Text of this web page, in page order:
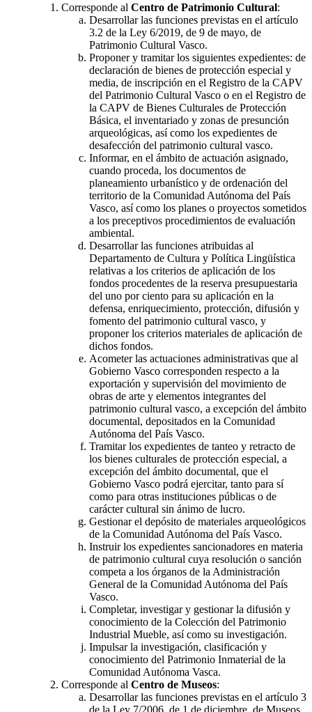
Corresponde al Centro de Patrimonio Cultural:
Desarrollar las funciones previstas en el artículo
3.2 de la Ley 6/2019, de 9 de mayo, de
Patrimonio Cultural Vasco.
Proponer y tramitar los siguientes expedientes: de
declaración de bienes de protección especial y
media, de inscripción en el Registro de la CAPV
del Patrimonio Cultural Vasco o en el Registro de
la CAPV de Bienes Culturales de Protección
Básica, el inventariado y zonas de presunción
arqueológicas, así como los expedientes de
desafección del patrimonio cultural vasco.
Informar, en el ámbito de actuación asignado,
cuando proceda, los documentos de
planeamiento urbanístico y de ordenación del
territorio de la Comunidad Autónoma del País
Vasco, así como los planes o proyectos sometidos
a los preceptivos procedimientos de evaluación
ambiental.
Desarrollar las funciones atribuidas al
Departamento de Cultura y Política Lingüística
relativas a los criterios de aplicación de los
fondos procedentes de la reserva presupuestaria
del uno por ciento para su aplicación en la
defensa, enriquecimiento, protección, difusión y
fomento del patrimonio cultural vasco, y
proponer los criterios materiales de aplicación de
dichos fondos.
Acometer las actuaciones administrativas que al
Gobierno Vasco corresponden respecto a la
exportación y supervisión del movimiento de
obras de arte y elementos integrantes del
patrimonio cultural vasco, a excepción del ámbito
documental, depositados en la Comunidad
Autónoma del País Vasco.
Tramitar los expedientes de tanteo y retracto de
los bienes culturales de protección especial, a
excepción del ámbito documental, que el
Gobierno Vasco podrá ejercitar, tanto para sí
como para otras instituciones públicas o de
carácter cultural sin ánimo de lucro.
Gestionar el depósito de materiales arqueológicos
de la Comunidad Autónoma del País Vasco.
Instruir los expedientes sancionadores en materia
de patrimonio cultural cuya resolución o sanción
competa a los órganos de la Administración
General de la Comunidad Autónoma del País
Vasco.
Completar, investigar y gestionar la difusión y
conocimiento de la Colección del Patrimonio
Industrial Mueble, así como su investigación.
Impulsar la investigación, clasificación y
conocimiento del Patrimonio Inmaterial de la
Comunidad Autónoma Vasca.
Corresponde al Centro de Museos:
Desarrollar las funciones previstas en el artículo 3
de la Ley 7/2006, de 1 de diciembre, de Museos